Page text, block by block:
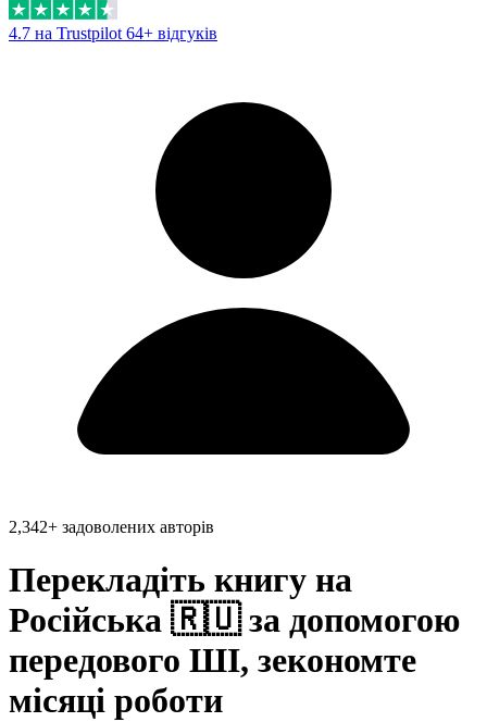
4.7 на Trustpilot 64+ відгуків
2,342+ задоволених авторів
Перекладіть книгу на
Російська 🇷🇺за допомогою
передового ШІ, зекономте
місяці роботи